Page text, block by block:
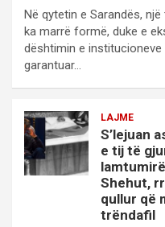
Në qytetin e Sarandës,
ka marrë formë, duke e
dështimin e
garantuar…
LAJME
S’lejuan
e tij të
Shehut,
qullur që
trëndafil